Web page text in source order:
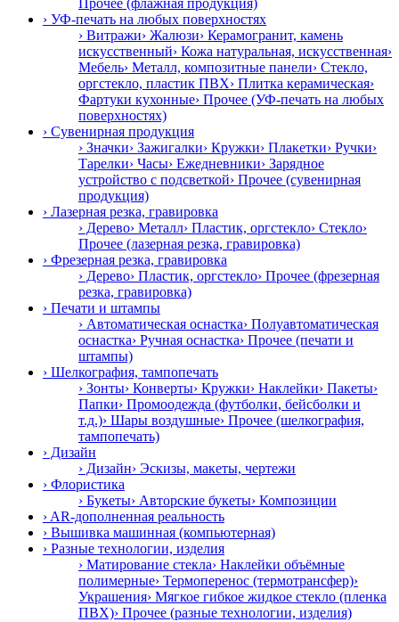
Прочее (флажная продукция)
› УФ-печать на любых поверхностях
› Витражи› Жалюзи› Керамогранит, камень
искусственный› Кожа натуральная, искусственная›
Мебель› Металл, композитные панели› Стекло,
оргстекло, пластик ПВХ› Плитка керамическая›
Фартуки кухонные› Прочее (УФ-печать на любых
поверхностях)
› Сувенирная продукция
› Значки› Зажигалки› Кружки› Плакетки› Ручки›
Тарелки› Часы› Ежедневники› Зарядное
устройство с подсветкой› Прочее (сувенирная
продукция)
› Лазерная резка, гравировка
› Дерево› Металл› Пластик, оргстекло› Стекло›
Прочее (лазерная резка, гравировка)
› Фрезерная резка, гравировка
› Дерево› Пластик, оргстекло› Прочее (фрезерная
резка, гравировка)
› Печати и штампы
› Автоматическая оснастка› Полуавтоматическая
оснастка› Ручная оснастка› Прочее (печати и
штампы)
› Шелкография, тампопечать
› Зонты› Конверты› Кружки› Наклейки› Пакеты›
Папки› Промоодежда (футболки, бейсболки и
т.д.)› Шары воздушные› Прочее (шелкография,
тампопечать)
› Дизайн
› Дизайн› Эскизы, макеты, чертежи
› Флористика
› Букеты› Авторские букеты› Композиции
› AR-дополненная реальность
› Вышивка машинная (компьютерная)
› Разные технологии, изделия
› Матирование стекла› Наклейки объёмные
полимерные› Термоперенос (термотрансфер)›
Украшения› Мягкое гибкое жидкое стекло (пленка
ПВХ)› Прочее (разные технологии, изделия)